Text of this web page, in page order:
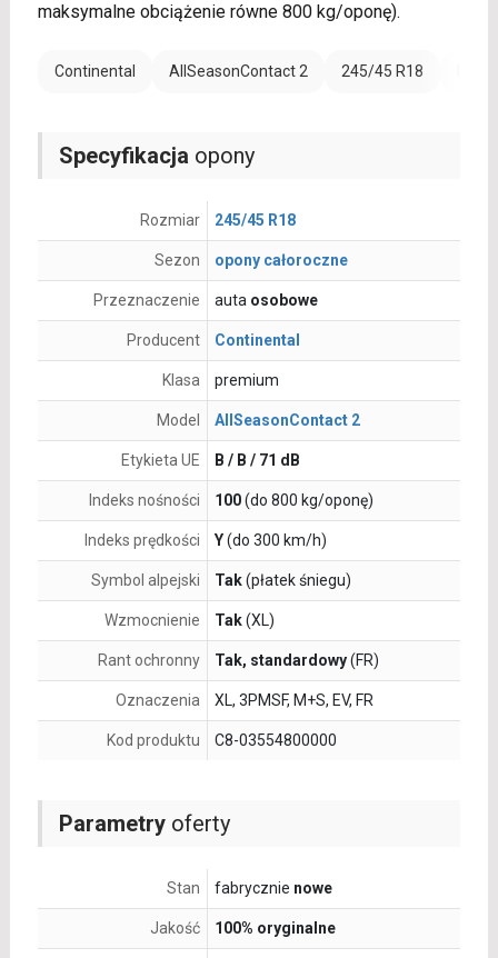
maksymalne obciążenie równe 800 kg/oponę).
Continental AllSeasonContact 2 245/45 R18
Parametryoferty
Stan fabrycznie nowe
Jakość 100% oryginalne
Specyfikacja opony
Rozmiar 245/45 R18
Sezon opony całoroczne
Przeznaczenie auta osobowe
Producent Continental
Klasa premium
Model AllSeasonContact 2
Etykieta UE B / B / 71 dB
Indeks nośności 100(do 800 kg/oponę)
Indeks prędkości Y(do 300 km/h)
Symbol alpejski Tak(płatek śniegu)
Wzmocnienie Tak(XL)
Rant ochronny Tak, standardowy(FR)
Oznaczenia XL, 3PMSF, M+S, EV, FR
Kod produktu C8-03554800000